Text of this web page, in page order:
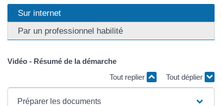
Sur internet
Par un professionnel habilité
Vidéo - Résumé de la démarche
Tout replier
Tout déplier
Préparer les documents